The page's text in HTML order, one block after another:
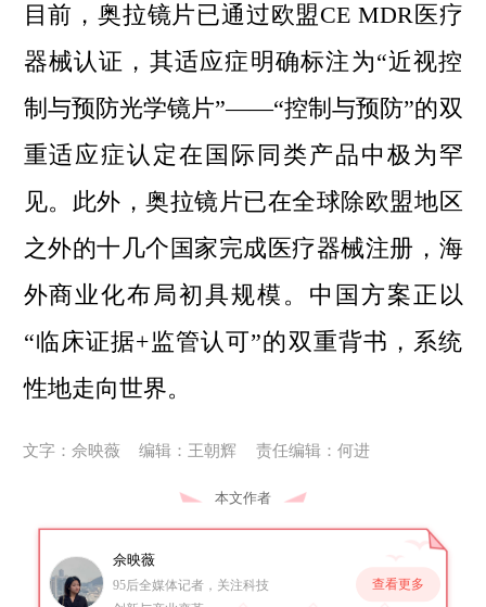
目前，奥拉镜片已通过欧盟CE MDR医疗
器械认证，其适应症明确标注为“近视控
制与预防光学镜片”——“控制与预防”的双
重适应症认定在国际同类产品中极为罕
见。此外，奥拉镜片已在全球除欧盟地区
之外的十几个国家完成医疗器械注册，海
外商业化布局初具规模。中国方案正以
“临床证据+监管认可”的双重背书，系统
性地走向世界。
文字：佘映薇 编辑：王朝辉 责任编辑：何进
本文作者
佘映薇
95后全媒体记者，关注科技
查看更多